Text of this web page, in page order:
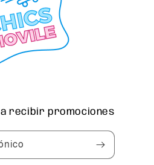
recibir promociones